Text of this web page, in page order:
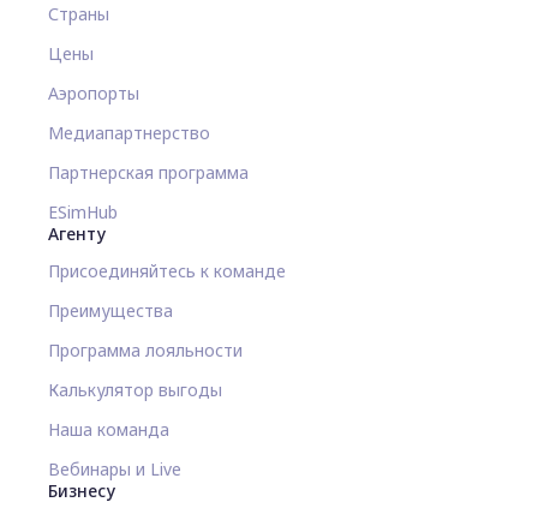
Страны
Цены
Аэропорты
Медиапартнерство
Партнерская программа
ESimHub
Агенту
Присоединяйтесь к команде
Преимущества
Программа лояльности
Калькулятор выгоды
Наша команда
Вебинары и Live
Бизнесу